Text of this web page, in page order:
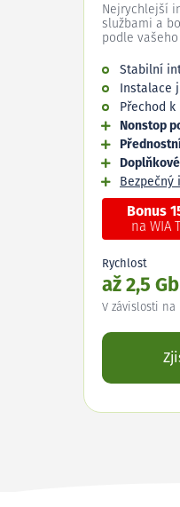
Nejrychlejší
službami a
podle vašeho
Stabilní
Instalace
Přechod
Nonstop
Bezpečný
Bonus
na WIA
Rychlost
až 2,5
V závislosti na